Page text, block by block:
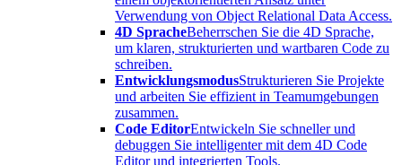
Verwendung von Object Relational Data Access.
4D SpracheBeherrschen Sie die 4D Sprache,
um klaren, strukturierten und wartbaren Code zu
schreiben.
EntwicklungsmodusStrukturieren Sie Projekte
und arbeiten Sie effizient in Teamumgebungen
zusammen.
Code EditorEntwickeln Sie schneller und
debuggen Sie intelligenter mit dem 4D Code
Editor und integrierten Tools.